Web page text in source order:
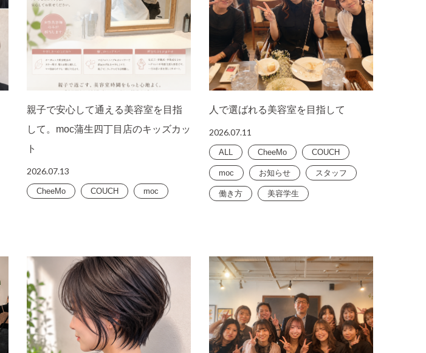
親子で安心して通える美容室を目指
して。moc蒲生四丁目店のキッズカッ
ト
2026.07.13
CheeMo COUCH moc
人で選ばれる美容室を目指して
2026.07.11
ALL CheeMo COUCH
moc お知らせ スタッフ
働き方 美容学生